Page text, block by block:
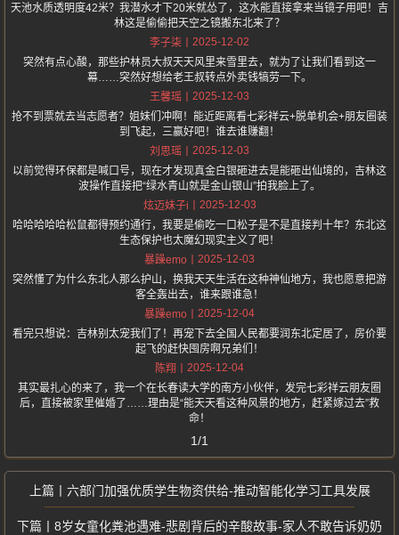
天池水质透明度42米？我潜水才下20米就怂了，这水能直接拿来当镜子用吧！吉
林这是偷偷把天空之镜搬东北来了？
李子柒
2025-12-02
突然有点心酸，那些护林员大叔天天风里来雪里去，就为了让我们看到这一
幕……突然好想给老王叔转点外卖钱犒劳一下。
王馨瑶
2025-12-03
抢不到票就去当志愿者？姐妹们冲啊！能近距离看七彩祥云+脱单机会+朋友圈装
到飞起，三赢好吧！谁去谁赚翻！
刘思瑶
2025-12-03
以前觉得环保都是喊口号，现在才发现真金白银砸进去是能砸出仙境的，吉林这
波操作直接把“绿水青山就是金山银山”拍我脸上了。
炫迈妹子i
2025-12-03
哈哈哈哈哈松鼠都得预约通行，我要是偷吃一口松子是不是直接判十年？东北这
生态保护也太魔幻现实主义了吧！
暴躁emo
2025-12-03
突然懂了为什么东北人那么护山，换我天天生活在这种神仙地方，我也愿意把游
客全轰出去，谁来跟谁急！
暴躁emo
2025-12-04
看完只想说：吉林别太宠我们了！再宠下去全国人民都要润东北定居了，房价要
起飞的赶快囤房啊兄弟们！
陈翔
2025-12-04
其实最扎心的来了，我一个在长春读大学的南方小伙伴，发完七彩祥云朋友圈
后，直接被家里催婚了……理由是“能天天看这种风景的地方，赶紧嫁过去”救
命！
1/1
六部门加强优质学生物资供给-推动智能化学习工具发展
8岁女童化粪池遇难-悲剧背后的辛酸故事-家人不敢告诉奶奶